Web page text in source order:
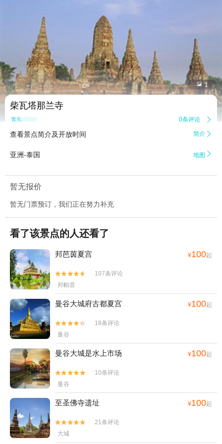
 1
柴瓦塔那兰寺
暂无点评 0条评论 
查看景点简介及开放时间 简介 
亚洲-泰国 地图 
暂无报价
暂无门票预订，我们正在努力补充
看了该景点的人还看了
邦芭茵夏宫 ¥100起


107条评论
邦帕音
曼谷大城府古都夏宫 ¥100起


18条评论
曼谷
曼谷大城是水上市场 ¥100起


10条评论
曼谷
至圣佛寺遗址 ¥100起


21条评论
大城